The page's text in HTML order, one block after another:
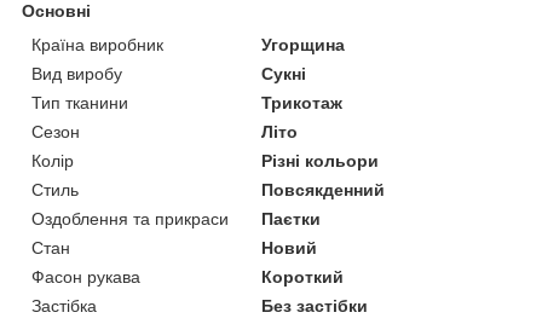
Основні
Країна виробник
Угорщина
Вид виробу
Сукні
Тип тканини
Трикотаж
Сезон
Літо
Колір
Різні кольори
Стиль
Повсякденний
Оздоблення та прикраси
Паєтки
Стан
Новий
Фасон рукава
Короткий
Застібка
Без застібки